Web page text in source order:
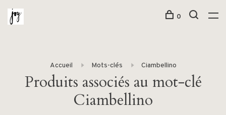
0
Accueil Mots-clés Ciambellino
Produits associés au mot-clé
Ciambellino